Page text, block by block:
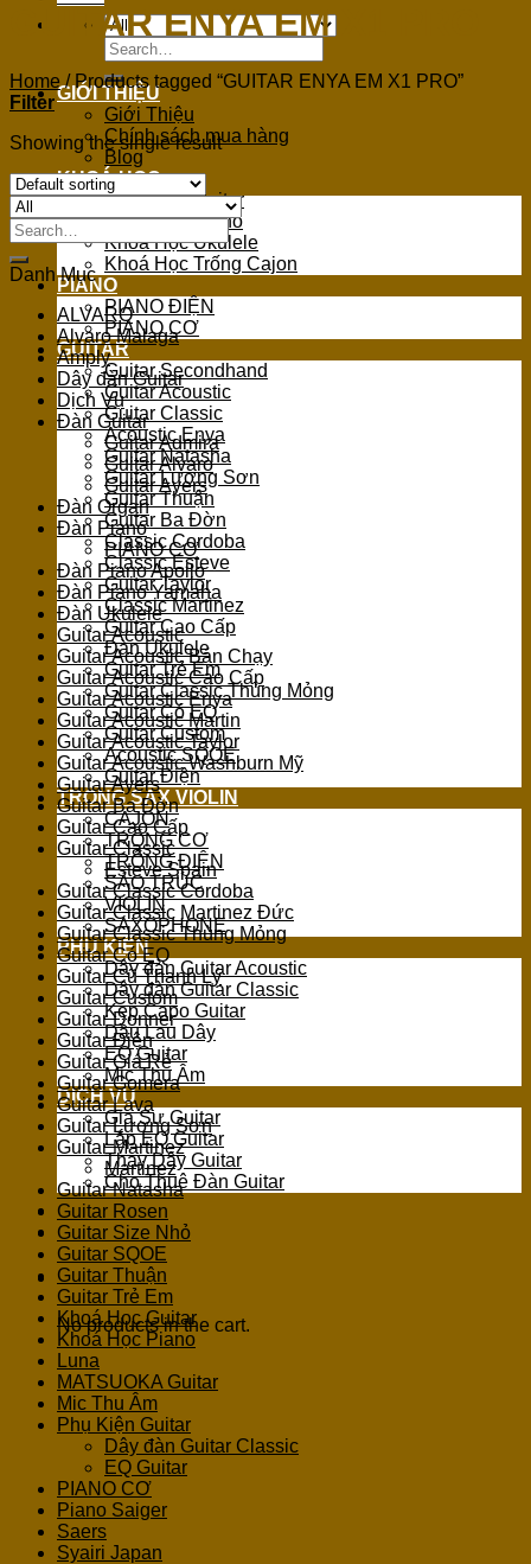
Search
for:
GIỚI THIỆU
Giới Thiệu
Chính sách mua hàng
Blog
KHOÁ HỌC
Khoá Học Guitar
Khoá Học Piano
Khoá Học Ukulele
Khoá Học Trống Cajon
PIANO
PIANO ĐIỆN
PIANO CƠ
GUITAR
Guitar Secondhand
Guitar Acoustic
Guitar Classic
Acoustic Enya
Guitar Natasha
Guitar Lương Sơn
Guitar Thuận
Guitar Ba Đờn
Classic Cordoba
Classic Esteve
Guitar Taylor
Classic Martinez
Guitar Cao Cấp
Đàn Ukulele
Guitar Trẻ Em
Guitar Classic Thùng Mỏng
Guitar Có EQ
Guitar Custom
Acoustic SQOE
Guitar Điện
TRỐNG SAX VIOLIN
CAJON
TRỐNG CƠ
TRỐNG ĐIỆN
SÁO TRÚC
VIOLIN
SAXOPHONE
PHỤ KIỆN
Dây đàn Guitar Acoustic
Dây đàn Guitar Classic
Kẹp Capo Guitar
Dầu Lau Dây
EQ Guitar
Mic Thu Âm
DỊCH VỤ
Gia Sư Guitar
Lắp EQ Guitar
Thay Dây Guitar
Cho Thuê Đàn Guitar
Cart
No products in the cart.
GUITAR ENYA EM X1 PRO
Home /Products tagged “GUITAR ENYA EM X1 PRO”
Filter
Showing the single result
Search
for:
Danh Mục
ALVARO
Alvaro Malaga
Amply
Dây đàn Guitar
Dịch Vụ
Đàn Guitar
Guitar Admira
Guitar Alvaro
Guitar Ayers
Đàn Organ
Đàn Piano
PIANO CƠ
Đàn Piano Apollo
Đàn Piano Yamaha
Đàn Ukulele
Guitar Acoustic
Guitar Acoustic Bán Chạy
Guitar Acoustic Cao Cấp
Guitar Acoustic Enya
Guitar Acoustic Martin
Guitar Acoustic Taylor
Guitar Acoustic Washburn Mỹ
Guitar Ayers
Guitar Ba Đờn
Guitar Cao Cấp
Guitar Classic
Esteve Spain
Guitar Classic Cordoba
Guitar Classic Martinez Đức
Guitar Classic Thùng Mỏng
Guitar Có EQ
Guitar Cũ Thanh Lý
Guitar Custom
Guitar Donner
Guitar Điện
Guitar Giá Rẻ
Guitar Gomera
Guitar Lava
Guitar Lương Sơn
Guitar Martinez
Martinez
Guitar Natasha
Guitar Rosen
Guitar Size Nhỏ
Guitar SQOE
Guitar Thuận
Guitar Trẻ Em
Khoá Học Guitar
Khoá Học Piano
Luna
MATSUOKA Guitar
Mic Thu Âm
Phụ Kiện Guitar
Dây đàn Guitar Classic
EQ Guitar
PIANO CƠ
Piano Saiger
Saers
Syairi Japan